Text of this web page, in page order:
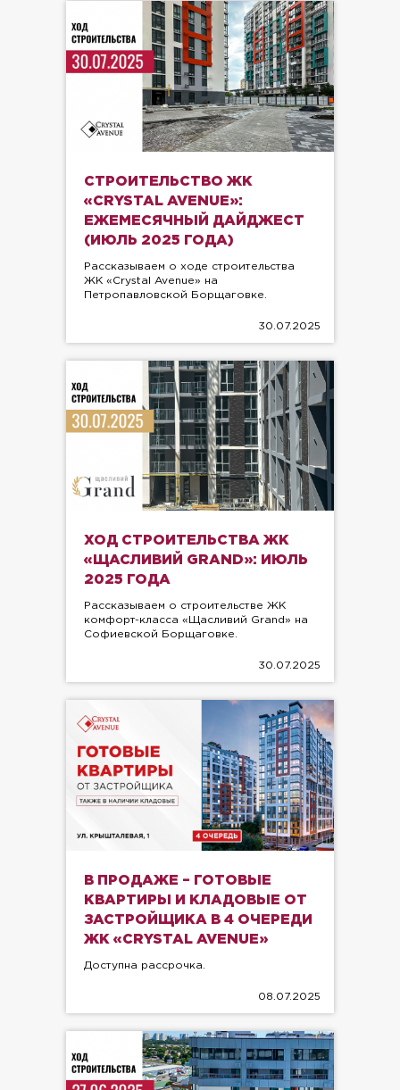
СТРОИТЕЛЬСТВО ЖК
«CRYSTAL AVENUE»:
ЕЖЕМЕСЯЧНЫЙ ДАЙДЖЕСТ
(ИЮЛЬ 2025 ГОДА)
Рассказываем о ходе строительства
ЖК «Crystal Avenue» на
Петропавловской Борщаговке.
30.07.2025
ХОД СТРОИТЕЛЬСТВА ЖК
«ЩАСЛИВИЙ GRAND»: ИЮЛЬ
2025 ГОДА
Рассказываем о строительстве ЖК
комфорт-класса «Щасливий Grand» на
Софиевской Борщаговке.
30.07.2025
В ПРОДАЖЕ – ГОТОВЫЕ
КВАРТИРЫ И КЛАДОВЫЕ ОТ
ЗАСТРОЙЩИКА В 4 ОЧЕРЕДИ
ЖК «CRYSTAL AVENUE»
Доступна рассрочка.
08.07.2025